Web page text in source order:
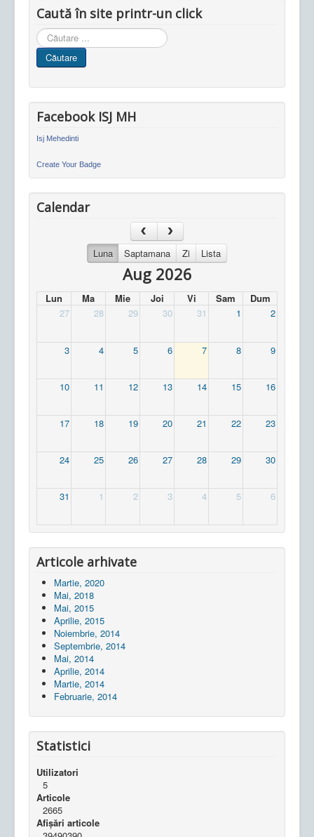
Caută în site printr-un click
Cauta
in
site
Căutare
Facebook ISJ MH
Isj Mehedinti
Create Your Badge
Calendar
Luna Saptamana Zi Lista
Aug 2026
Lun Ma Mie Joi Vi Sam
Dum
27
28 29 30 31 1 2
3 4 5 6 7 8 9
10 11 12 13 14 15 16
17 18 19 20 21 22 23
24 25 26 27 28 29 30
31 1 2 3 4 5 6
Articole arhivate
Martie, 2020
Mai, 2018
Mai, 2015
Aprilie, 2015
Noiembrie, 2014
Septembrie, 2014
Mai, 2014
Aprilie, 2014
Martie, 2014
Februarie, 2014
Statistici
Utilizatori
5
Articole
2665
Afișări articole